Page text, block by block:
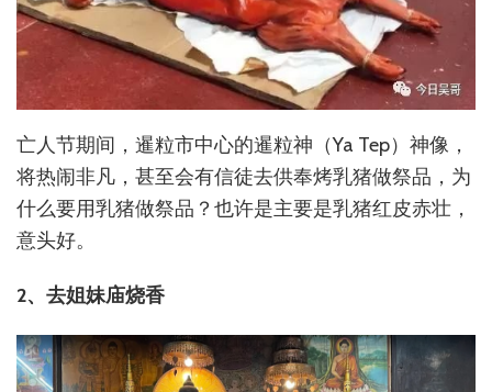
亡人节期间，暹粒市中心的暹粒神（Ya Tep）神像，
将热闹非凡，甚至会有信徒去供奉烤乳猪做祭品，为
什么要用乳猪做祭品？也许是主要是乳猪红皮赤壮，
意头好。
2、去姐妹庙烧香